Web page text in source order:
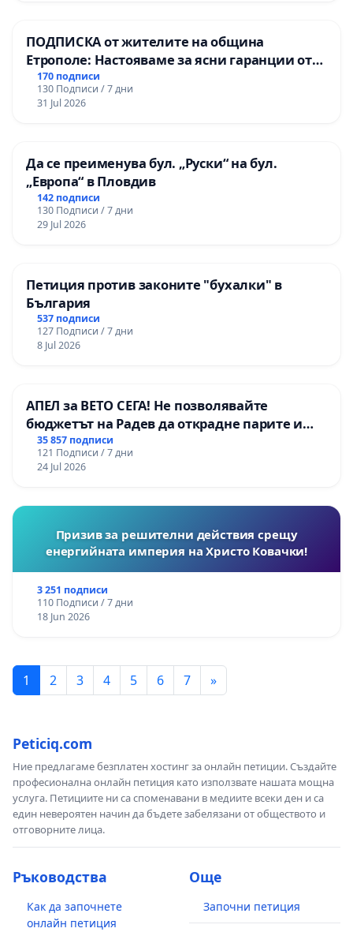
ПОДПИСКА от жителите на община
Етрополе: Настояваме за ясни гаранции от
“Елаците-МЕД” АД и от държавата, че ще се
изпълнят всички екологични норми!
170 подписи
130 Подписи / 7 дни
31 Jul 2026
Да се преименува бул. „Руски“ на бул.
„Европа“ в Пловдив
142 подписи
130 Подписи / 7 дни
29 Jul 2026
Петиция против законите "бухалки" в
България
537 подписи
127 Подписи / 7 дни
8 Jul 2026
АПЕЛ за ВЕТО СЕГА! Не позволявайте
бюджетът на Радев да открадне парите и
правата ни в тъмното
35 857 подписи
121 Подписи / 7 дни
24 Jul 2026
Призив за решителни действия срещу
енергийната империя на Христо Ковачки!
3 251 подписи
110 Подписи / 7 дни
18 Jun 2026
1 2 3 4 5 6 7 »
Peticiq.com
Ние предлагаме безплатен хостинг за онлайн петиции. Създайте
професионална онлайн петиция като използвате нашата мощна
услуга. Петициите ни са споменавани в медиите всеки ден и са
един невероятен начин да бъдете забелязани от обществото и
отговорните лица.
Ръководства
Как да започнете
онлайн петиция
Още
Започни петиция